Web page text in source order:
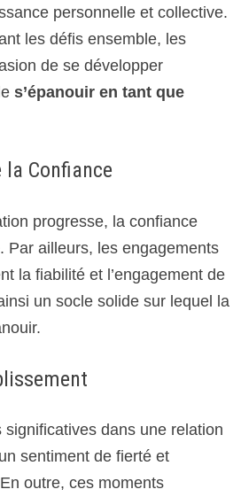
personnelle et collective.
les défis ensemble, les
de se développer
s’épanouir en tant que
la Confiance
progresse, la confiance
Par ailleurs, les engagements
la fiabilité et l’engagement de
un socle solide sur lequel la
dans une relation
sentiment de fierté et
outre, ces moments